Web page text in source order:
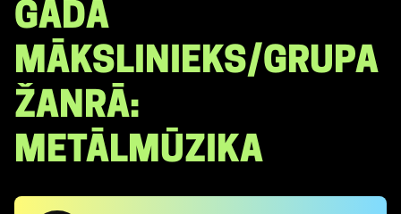
GADA
MĀKSLINIEKS/GRUPA
ŽANRĀ:
METĀLMŪZIKA